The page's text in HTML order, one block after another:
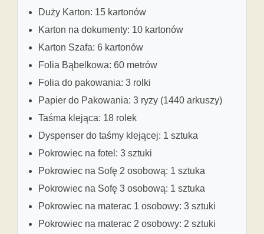
Duży Karton: 15 kartonów
Karton na dokumenty: 10 kartonów
Karton Szafa: 6 kartonów
Folia Bąbelkowa: 60 metrów
Folia do pakowania: 3 rolki
Papier do Pakowania: 3 ryzy (1440 arkuszy)
Taśma klejąca: 18 rolek
Dyspenser do taśmy klejącej: 1 sztuka
Pokrowiec na fotel: 3 sztuki
Pokrowiec na Sofę 2 osobową: 1 sztuka
Pokrowiec na Sofę 3 osobową: 1 sztuka
Pokrowiec na materac 1 osobowy: 3 sztuki
Pokrowiec na materac 2 osobowy: 2 sztuki